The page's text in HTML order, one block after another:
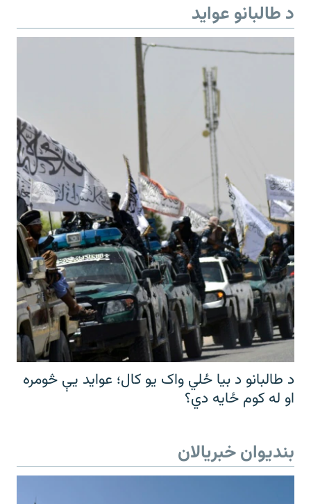
د طالبانو عواید
د طالبانو د بیا ځلي واک یو کال؛ عواید یې څومره
او له کوم ځایه دي؟
بندیوان خبریالان